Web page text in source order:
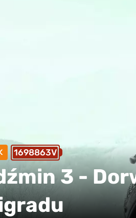
1698863V
3 -